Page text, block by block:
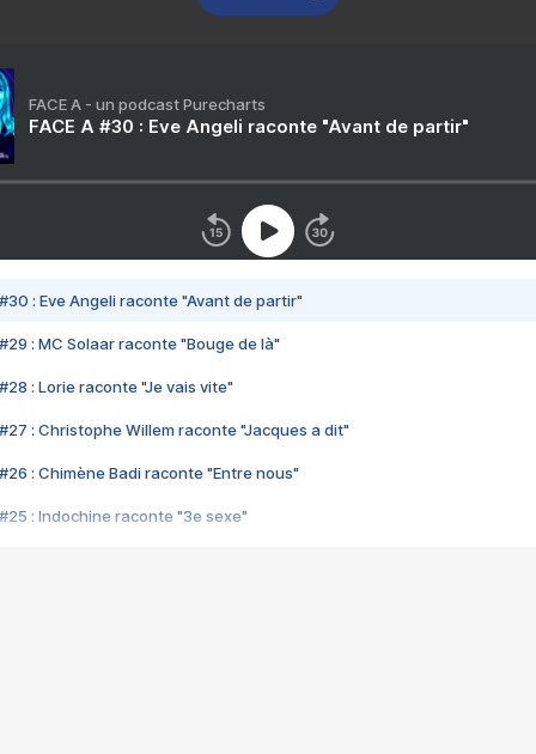
FACE A - un podcast Purecharts
FACE A #30 : Eve Angeli raconte "Avant de partir"
#30 : Eve Angeli raconte "Avant de partir"
#29 : MC Solaar raconte "Bouge de là"
#28 : Lorie raconte "Je vais vite"
#27 : Christophe Willem raconte "Jacques a dit"
#26 : Chimène Badi raconte "Entre nous"
#25 : Indochine raconte "3e sexe"